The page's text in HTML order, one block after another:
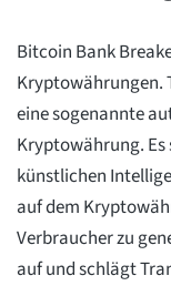
Bitcoin Bank
Kryptowährungen.
eine sogenannte
Kryptowährung.
künstlichen
auf dem
Verbraucher zu
auf und schlägt